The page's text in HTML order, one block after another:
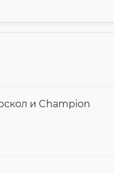
и Champion